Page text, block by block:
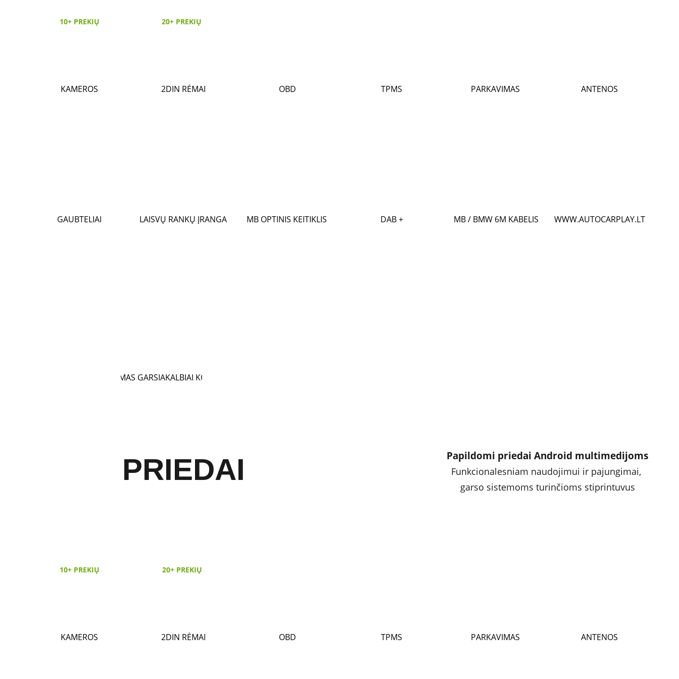
KAMEROS
GAUBTELIAI
2DIN RĖMAI ANTENOS
LAISVŲ RANKŲ ĮRANGA
OBD TPMS PARKAVIMAS
20+ PREKIŲ
10+ PREKIŲ
MB OPTINIS KEITIKLIS DAB + MB / BMW 6M KABELIS WWW.AUTOCARPLAY.LT
MONTAVIMAS GARSIAKALBIAI KOLONĖLĖS
PRIEDAI Papildomi priedai Android multimedijoms
Funkcionalesniam naudojimui ir pajungimai,
garso sistemoms turinčioms stiprintuvus
KAMEROS 2DIN RĖMAI ANTENOS
OBD TPMS PARKAVIMAS
20+ PREKIŲ
10+ PREKIŲ